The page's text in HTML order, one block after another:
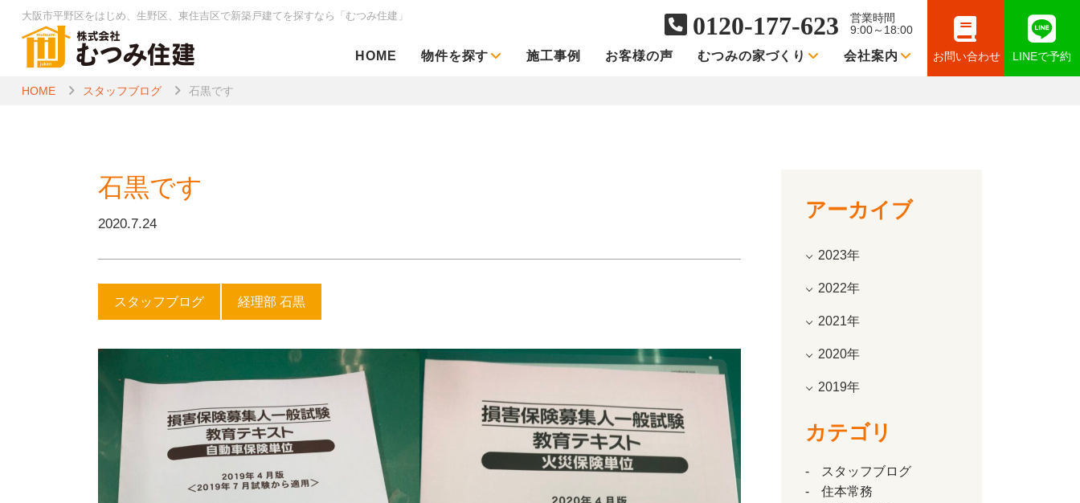
大阪市平野区をはじめ、生野区、東住吉区で新築戸建てを探すなら 「むつみ住建」 0120-177-623
営業時間
9:00～18:00
HOME 物件を探す 施工事例 お客様の声 むつみの家づくり 会社案内 お問い合わせ LINEで予約
HOME スタッフブログ 石黒です
石黒です
2020.7.24
スタッフブログ 経理部 石黒
アーカイブ
2023年
2022年
2021年
2020年
2019年
カテゴリ
スタッフブログ
住本常務